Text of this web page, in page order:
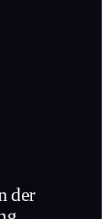
der